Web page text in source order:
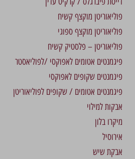
פוליאוריטן מוקצף קשיח
פוליאוריטן מוקצף ספוגי
פוליאוריטן – פלסטיק קשיח
פיגמנטים אטומים לאפוקסי /לפוליאסטר
פיגמנטים שקופים לאפוקסי
פיגמנטים אטומים / שקופים לפוליאוריטן
אבקות למילוי
מיקרו בלון
אירוסיל
אבקת שיש